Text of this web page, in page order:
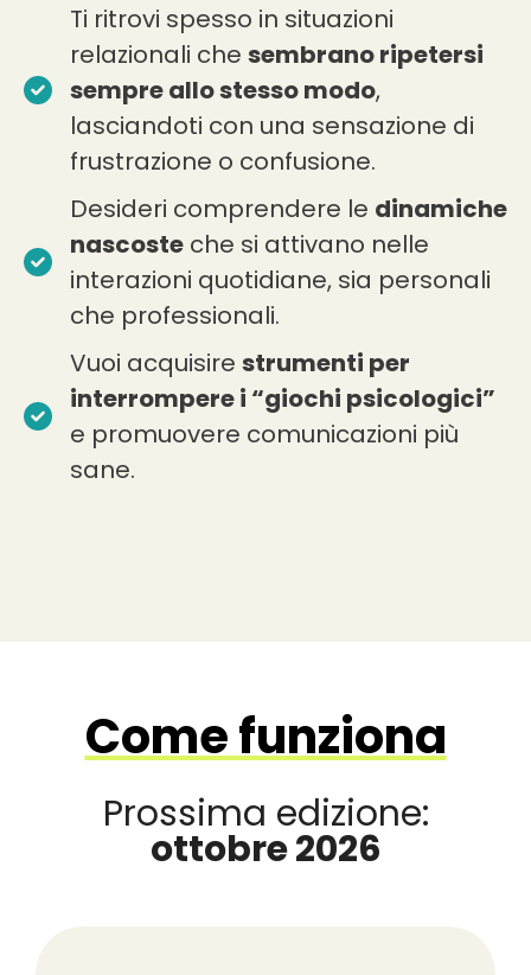
Ti ritrovi spesso in situazioni
relazionali che sembrano ripetersi
sempre allo stesso modo,
lasciandoti con una sensazione di
frustrazione o confusione.
Desideri comprendere le dinamiche
nascoste che si attivano nelle
interazioni quotidiane, sia personali
che professionali.
Vuoi acquisire strumenti per
interrompere i “giochi psicologici”
e promuovere comunicazioni più
sane.
Come funziona
Prossima edizione:
ottobre 2026